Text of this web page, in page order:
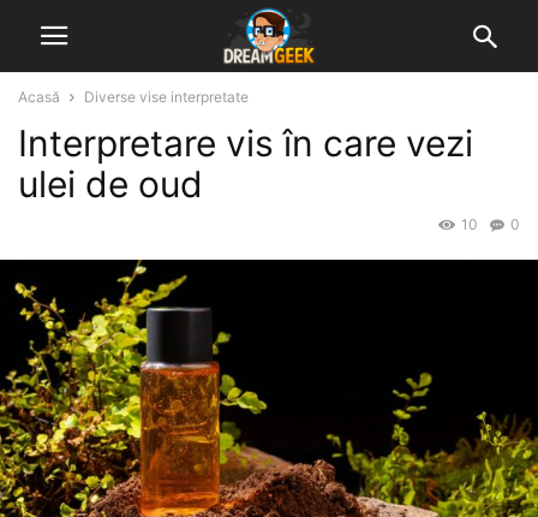
Acasă Diverse vise interpretate
Interpretare vis în care vezi
ulei de oud
0
10